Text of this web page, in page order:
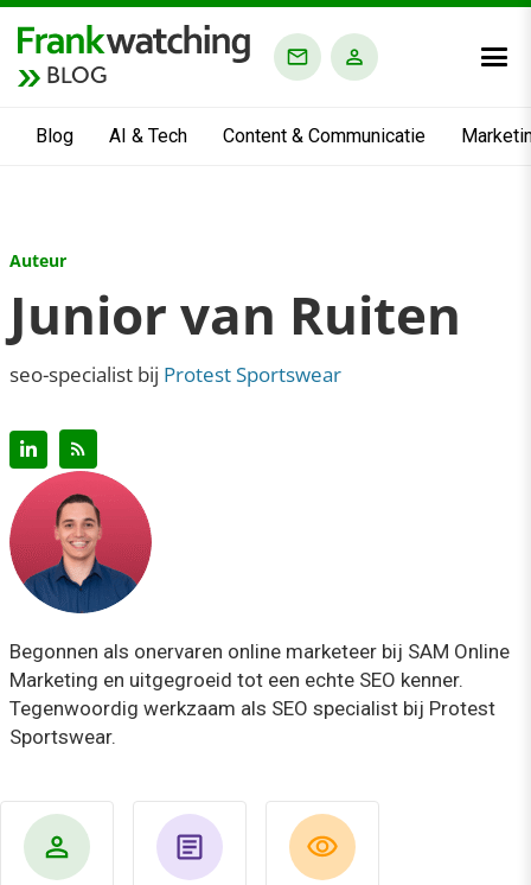
BLOG
Blog AI & Tech Content & Communicatie
Auteur
Junior van Ruiten
seo-specialist bij Protest Sportswear
Begonnen als onervaren online marketeer bij SAM Online
Marketing en uitgegroeid tot een echte SEO kenner.
Tegenwoordig werkzaam als SEO specialist bij Protest
Sportswear.